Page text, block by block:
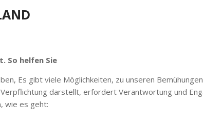
So helfen Sie
Es gibt viele Möglichkeiten, zu unseren
darstellt, erfordert Verantwortung und
wie es geht: